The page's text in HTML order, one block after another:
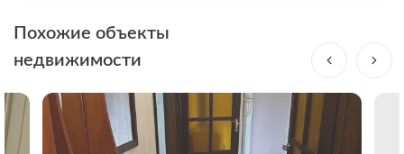
Похожие объекты
недвижимости